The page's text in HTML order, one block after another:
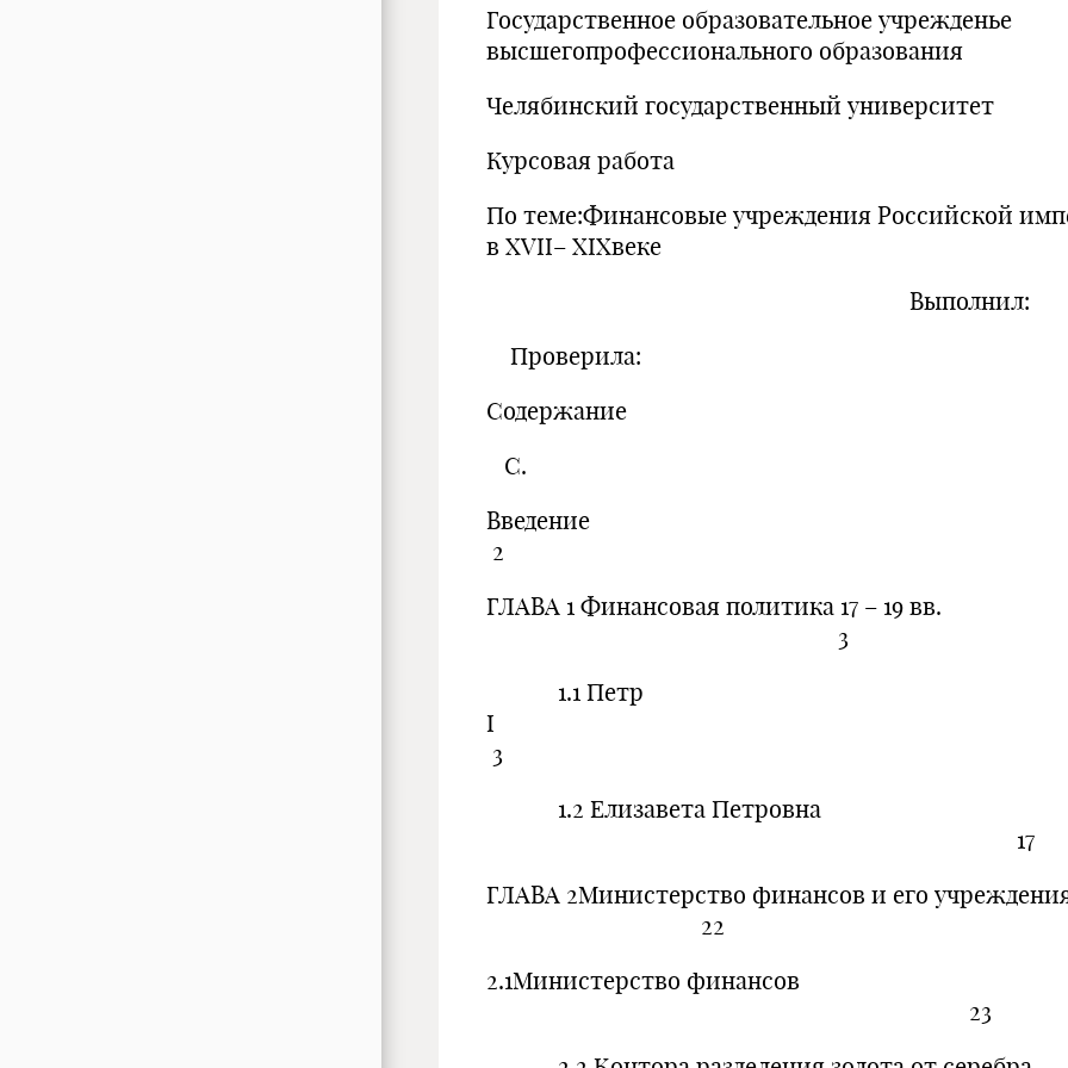
Государственное образовательное учрежденье
высшегопрофессионального образования
Челябинский государственный университет
Курсовая работа
По теме:Финансовые учреждения Российской
в XVII– XIXвеке
Выполнил:
Проверила:
Содержание
С.
2
ГЛАВА 1 Финансовая политика 17 – 19 вв.
3
1.1 Петр
3
1.2 Елизавета Петровна
17
ГЛАВА 2Министерство финансов и его
22
2.1Министерство финансов
23